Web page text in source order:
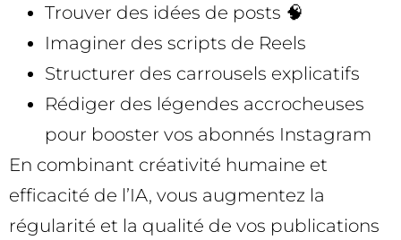
Trouver des idées de posts 🧠
Imaginer des scripts de Reels
Structurer des carrousels explicatifs
Rédiger des légendes accrocheuses
pour booster vos abonnés Instagram
En combinant créativité humaine et
efficacité de l’IA, vous augmentez la
régularité et la qualité de vos publications